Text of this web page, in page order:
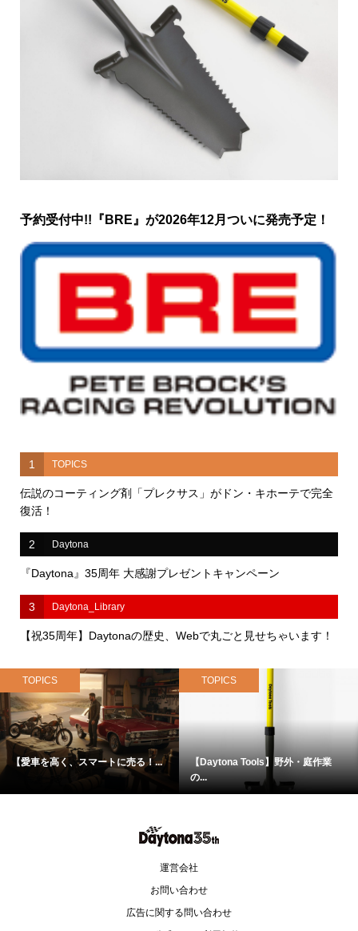
予約受付中!!『BRE』が2026年12月ついに発売予定！
1 TOPICS
伝説のコーティング剤「プレクサス」がドン・キホーテで完全
復活！
2 Daytona
『Daytona』35周年 大感謝プレゼントキャンペーン
3 Daytona_Library
【祝35周年】Daytonaの歴史、Webで丸ごと見せちゃいます！
TOPICS
【愛車を高く、スマートに売る！...
TOPICS
【Daytona Tools】野外・庭作業
の...
運営会社
お問い合わせ
広告に関する問い合わせ